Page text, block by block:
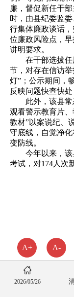
A+ A-
廉，督促新任干
时，由县纪委监
行集体廉政谈话
位廉政风险点，早
讲明要求。
在干部选拔任
节，对存在信访
灯”；公示期间，
反映问题快查快处
此外，该县常态
观看警示教育片
教材”以案说纪、
守底线，自觉净
变防线。
今年以来，该
考试，对174人次
2026/05/26